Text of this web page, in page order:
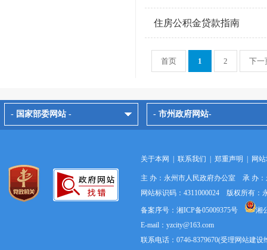
住房公积金贷款指南
首页 1 2 下一
- 国家部委网站 - - 市州政府网站-
关于本网 联系我们 郑重声明 网
主 办：永州市人民政府办公室 承 办
网站标识码：4311000024 版权所有：
备案序号：湘ICP备05009375号
湘
E-mail：yzcity@163.com
联系电话：0746-8379670(受理网站建